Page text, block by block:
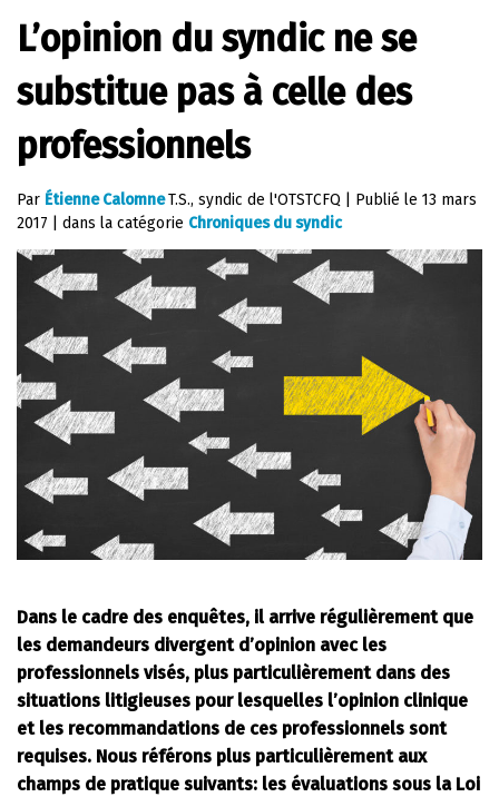
L’opinion du syndic ne se
substitue pas à celle des
professionnels
Par Étienne CalomneT.S., syndic de l'OTSTCFQ Publié le 13 mars
2017
dans la catégorie Chroniques du syndic
Dans le cadre des enquêtes, il arrive régulièrement que
les demandeurs divergent d’opinion avec les
professionnels visés, plus particulièrement dans des
situations litigieuses pour lesquelles l’opinion clinique
et les recommandations de ces professionnels sont
requises. Nous référons plus particulièrement aux
champs de pratique suivants: les évaluations sous la Loi